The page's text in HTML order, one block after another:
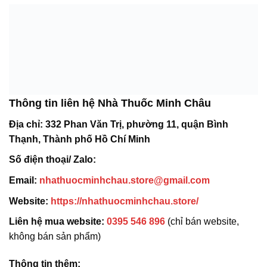
Thông tin liên hệ Nhà Thuốc Minh Châu
Địa chỉ: 332 Phan Văn Trị, phường 11, quận Bình
Thạnh, Thành phố Hồ Chí Minh
Số điện thoại/ Zalo:
Email: nhathuocminhchau.store@gmail.com
Website: https://nhathuocminhchau.store/
Liên hệ mua website: 0395 546 896 (chỉ bán website,
không bán sản phẩm)
Thông tin thêm: